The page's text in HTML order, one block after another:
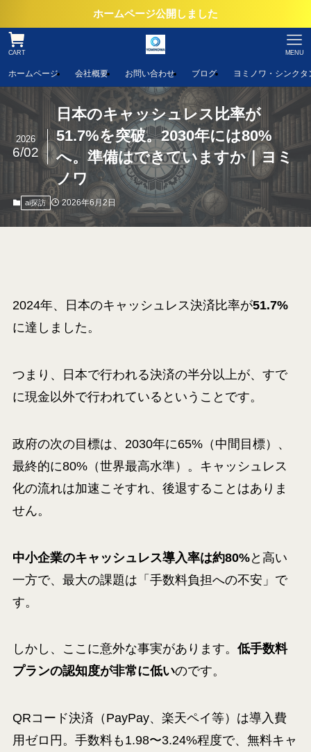
ホームページ公開しました
CART MENU
ホームページ 会社概要 お問い合わせ ブログ ヨミノワ・シンクタ
日本のキャッシュレス比率が
51.7%を突破。2030年には80%
へ。準備はできていますか｜ヨミ
ノワ
2026
6/02
ai探訪 2026年6月2日
2024年、日本のキャッシュレス決済比率が51.7%
に達しました。
つまり、日本で行われる決済の半分以上が、すで
に現金以外で行われているということです。
政府の次の目標は、2030年に65%（中間目標）、
最終的に80%（世界最高水準）。キャッシュレス
化の流れは加速こそすれ、後退することはありま
せん。
中小企業のキャッシュレス導入率は約80%と高い
一方で、最大の課題は「手数料負担への不安」で
す。
しかし、ここに意外な事実があります。 低手数料
プランの認知度が非常に低いのです。
QRコード決済（PayPay、楽天ペイ等）は導入費
用ゼロ円。手数料も1.98〜3.24%程度で、無料キャ